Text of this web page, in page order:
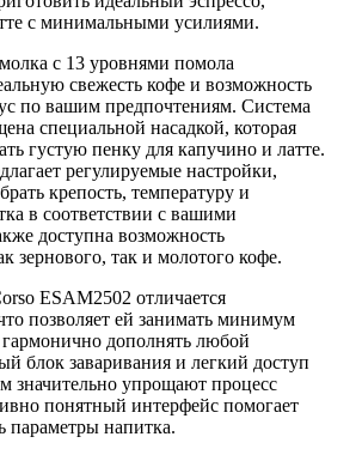
с минимальными усилиями.
с 13 уровнями помола
свежесть кофе и возможность
по вашим предпочтениям. Система
специальной насадкой, которая
густую пенку для капучино и латте.
регулируемые настройки,
крепость, температуру и
в соответствии с вашими
доступна возможность
зернового, так и молотого кофе.
ESAM2502 отличается
позволяет ей занимать минимум
дополнять любой
блок заваривания и легкий доступ
значительно упрощают процесс
понятный интерфейс помогает
параметры напитка.